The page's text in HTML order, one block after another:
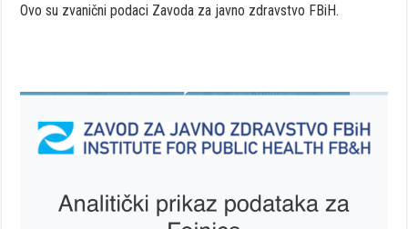
Ovo su zvanični podaci Zavoda za javno zdravstvo FBiH.